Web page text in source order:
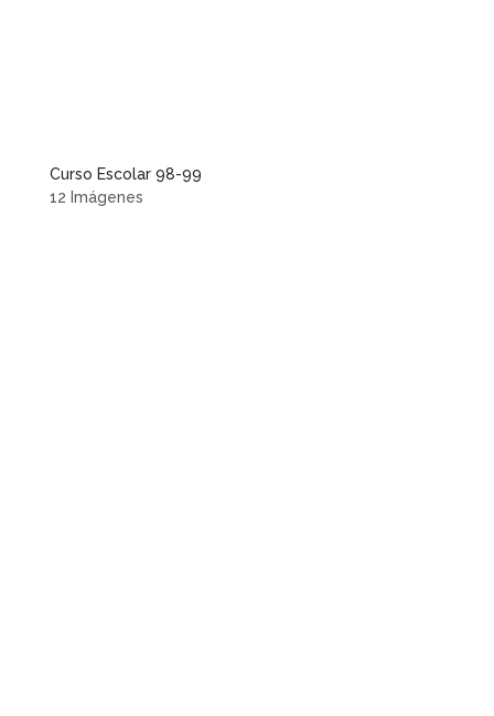
Curso Escolar 98-99
12 Imágenes